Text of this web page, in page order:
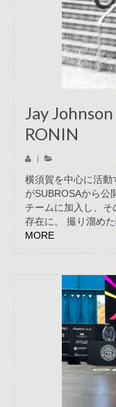
Jay
RONIN
横須賀を中心に活動
がSUBROSAから公
チームに加入し、そ
存在に。 撮り溜め
MORE